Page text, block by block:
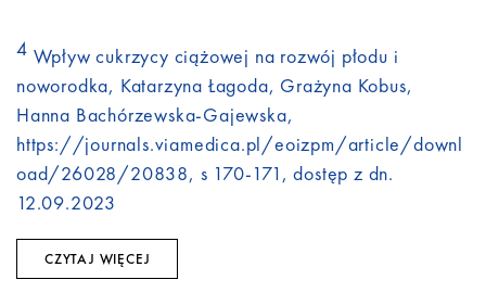
4 Wpływ cukrzycy ciążowej na rozwój płodu i
noworodka, Katarzyna Łagoda, Grażyna Kobus,
Hanna Bachórzewska-Gajewska,
https://journals.viamedica.pl/eoizpm/article/downl
oad/26028/20838, s 170-171, dostęp z dn.
12.09.2023
CZYTAJ WIĘCEJ